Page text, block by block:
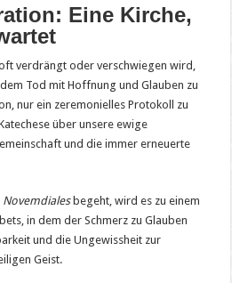
Eine Kirche,
verdrängt oder verschwiegen wird,
Tod mit Hoffnung und Glauben zu
nur ein zeremonielles Protokoll zu
über unsere ewige
und die immer erneuerte
Novemdialesbegeht, wird es zu einem
in dem der Schmerz zu Glauben
und die Ungewissheit zur
Geist.